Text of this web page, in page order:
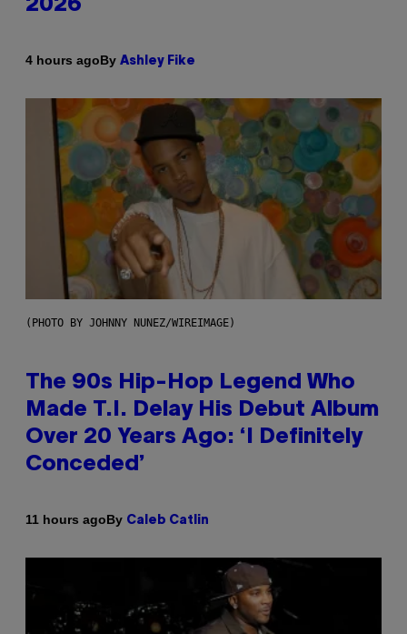
2026
4 hours agoBy Ashley Fike
(PHOTO BY JOHNNY NUNEZ/WIREIMAGE)
The 90s Hip-Hop Legend Who
Made T.I. Delay His Debut Album
Over 20 Years Ago: ‘I Definitely
Conceded’
11 hours agoBy Caleb Catlin